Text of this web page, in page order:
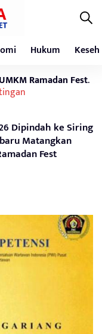
Hukum
UMKM Ramadan Fest.
Dipindah ke Siring
Matangkan
Fest